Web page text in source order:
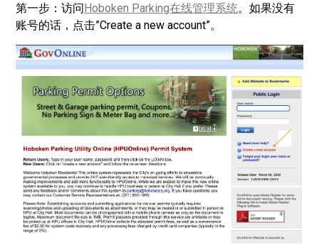
第一步：访问Hoboken Parking在线管理系统。如果没有
账号的话，点击”Create a new account”。